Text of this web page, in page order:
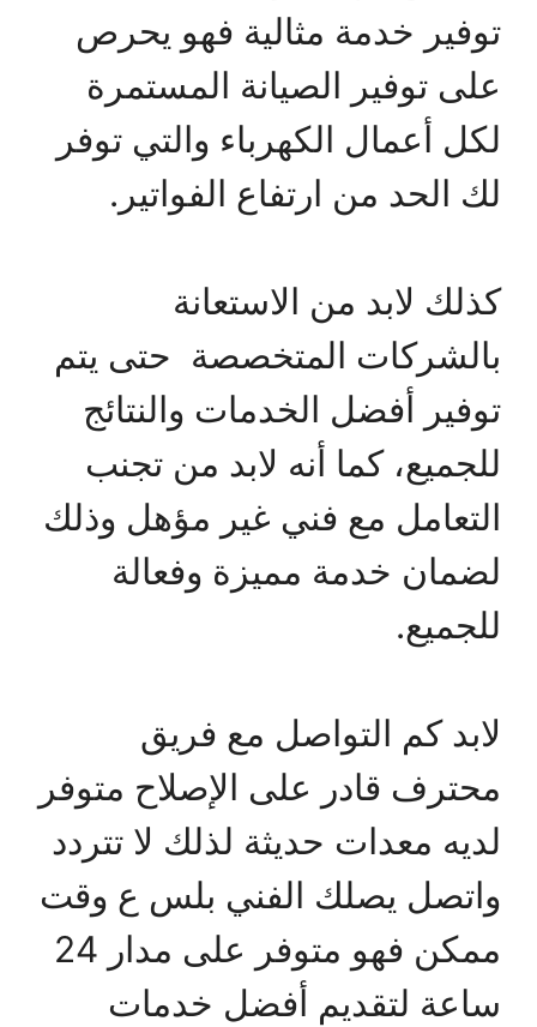
توفير خدمة مثالية فهو يحرص
على توفير الصيانة المستمرة
لكل أعمال الكهرباء والتي توفر
لك الحد من ارتفاع الفواتير.
كذلك لابد من الاستعانة
بالشركات المتخصصة حتى يتم
توفير أفضل الخدمات والنتائج
للجميع، كما أنه لابد من تجنب
التعامل مع فني غير مؤهل وذلك
لضمان خدمة مميزة وفعالة
للجميع.
لابد كم التواصل مع فريق
محترف قادر على الإصلاح متوفر
لديه معدات حديثة لذلك لا تتردد
واتصل يصلك الفني بلس ع وقت
ممكن فهو متوفر على مدار 24
ساعة لتقديم أفضل خدمات